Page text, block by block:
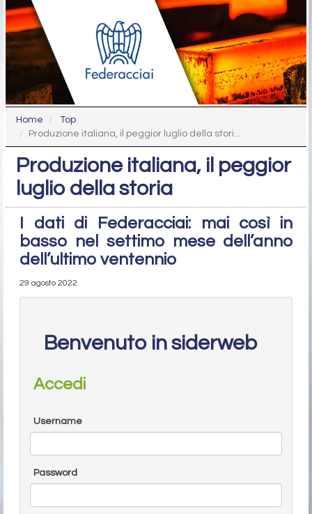
Home
Top
Produzione italiana, il peggior luglio della stori...
Produzione italiana, il peggior
luglio della storia
I dati di Federacciai: mai così in
basso nel settimo mese dell’anno
dell’ultimo ventennio
29 agosto 2022
Benvenuto in siderweb
Accedi
Username
Password